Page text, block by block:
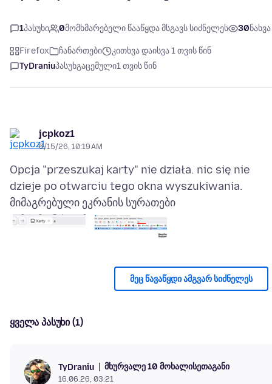
1პასუხი 0მომხმარებელი წააწყდა მსგავს სიძნელეს 30ნახვა
Firefox ჩანართები
კითხვა დაისვა 1 თვის წინ
TyDraniuპასუხგაცემული1 თვის წინ
jcpkoz1
6/15/26, 10:19 AM
Opcja "przeszukaj karty" nie działa. nic się nie
მიმაგრებული ეკრანის სურათები
მეც წავაწყდი ამგვარ სიძნელეს
ყველა პასუხი (1)
TyDraniu მხურვალე 10 მოხალისეთაგანი
16.06.26, 03:21